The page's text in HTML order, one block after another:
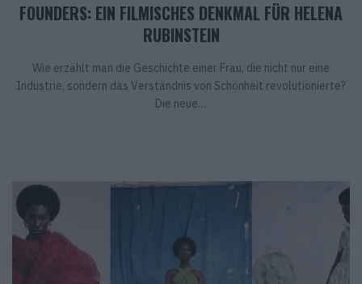
FOUNDERS: EIN FILMISCHES DENKMAL FÜR HELENA
RUBINSTEIN
Wie erzählt man die Geschichte einer Frau, die nicht nur eine
Industrie, sondern das Verständnis von Schönheit revolutionierte?
Die neue…